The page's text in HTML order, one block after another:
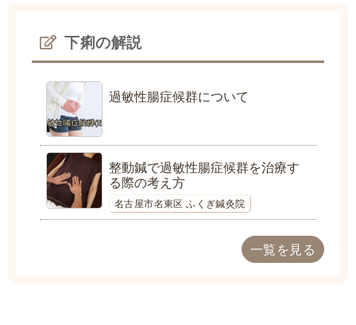
下痢の解説
過敏性腸症候群について
整動鍼で過敏性腸症候群を治療す
る際の考え方
名古屋市名東区 ふくぎ鍼灸院
一覧を見る